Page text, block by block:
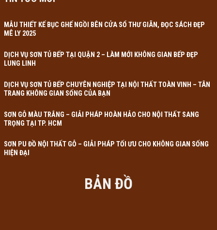
MẪU THIẾT KẾ BỤC GHẾ NGỒI BÊN CỬA SỔ THƯ GIÃN, ĐỌC SÁCH ĐẸP
MÊ LY 2025
DỊCH VỤ SƠN TỦ BẾP TẠI QUẬN 2 – LÀM MỚI KHÔNG GIAN BẾP ĐẸP
LUNG LINH
DỊCH VỤ SƠN TỦ BẾP CHUYÊN NGHIỆP TẠI NỘI THẤT TOÀN VINH – TÂN
TRANG KHÔNG GIAN SỐNG CỦA BẠN
SƠN GỖ MÀU TRẮNG – GIẢI PHÁP HOÀN HẢO CHO NỘI THẤT SANG
TRỌNG TẠI TP. HCM
SƠN PU ĐỒ NỘI THẤT GỖ – GIẢI PHÁP TỐI ƯU CHO KHÔNG GIAN SỐNG
HIỆN ĐẠI
BẢN ĐỒ